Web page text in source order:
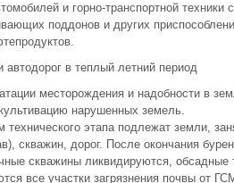
и горно-транспортной техники с
поддонов и других
в теплый летний период
месторождения и надобности в
нарушенных земель.
технического этапа подлежат земли,
скважин, дорог. После окончания
скважины ликвидируются, обсадные
все участки загрязнения почвы от